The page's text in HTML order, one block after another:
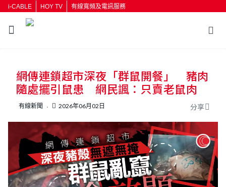
i-CABLE HOY TV 有線寬頻及電訊服務
網傳連鎖超市深夜「群鼠開餐」 豬肉
隨處擺引鼠患 網民諷：只賣老鼠肉
有線新聞 2026年06月02日 分享